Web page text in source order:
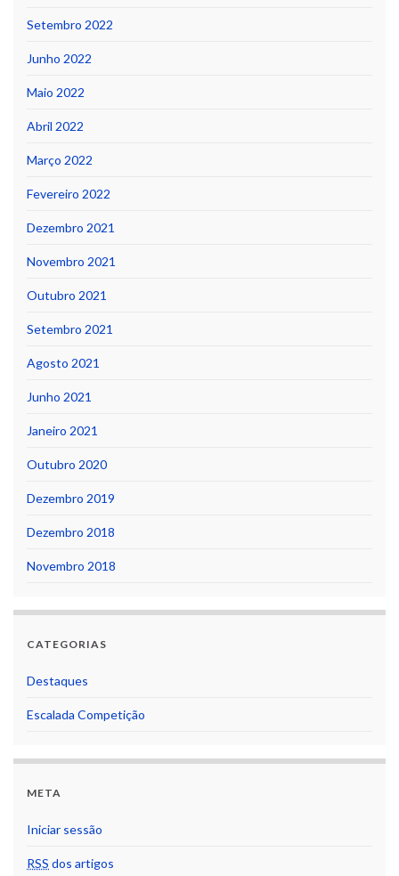
Setembro 2022
Junho 2022
Maio 2022
Abril 2022
Março 2022
Fevereiro 2022
Dezembro 2021
Novembro 2021
Outubro 2021
Setembro 2021
Agosto 2021
Junho 2021
Janeiro 2021
Outubro 2020
Dezembro 2019
Dezembro 2018
Novembro 2018
CATEGORIAS
Destaques
Escalada Competição
META
Iniciar sessão
RSS dos artigos